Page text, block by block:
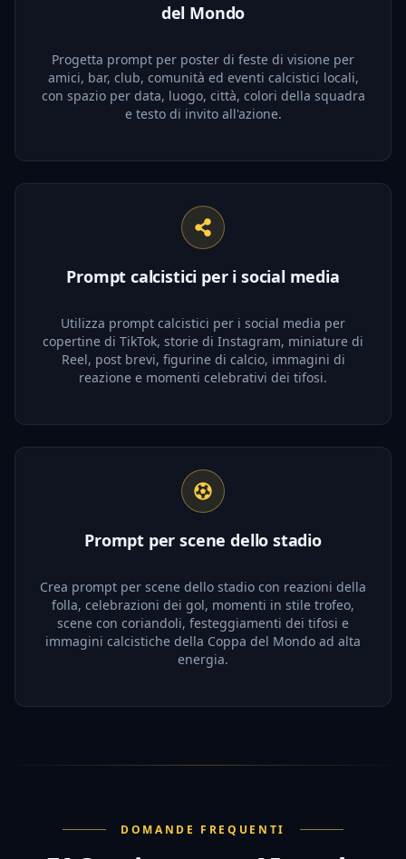
del Mondo
Progetta prompt per poster di feste di visione per
amici, bar, club, comunità ed eventi calcistici locali,
con spazio per data, luogo, città, colori della squadra
e testo di invito all'azione.
Prompt calcistici per i social media
Utilizza prompt calcistici per i social media per
copertine di TikTok, storie di Instagram, miniature di
Reel, post brevi, figurine di calcio, immagini di
reazione e momenti celebrativi dei tifosi.
Prompt per scene dello stadio
Crea prompt per scene dello stadio con reazioni della
folla, celebrazioni dei gol, momenti in stile trofeo,
scene con coriandoli, festeggiamenti dei tifosi e
immagini calcistiche della Coppa del Mondo ad alta
energia.
DOMANDE FREQUENTI